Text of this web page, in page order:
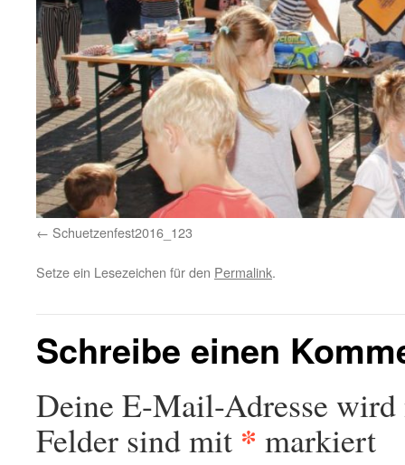
Schuetzenfest2016_123
Setze ein Lesezeichen für den Permalink.
Schreibe einen
Deine E-Mail-Adresse
Felder sind mit * markiert